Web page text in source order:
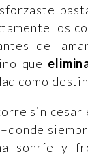
los
del
que
como
sin
sonríe y